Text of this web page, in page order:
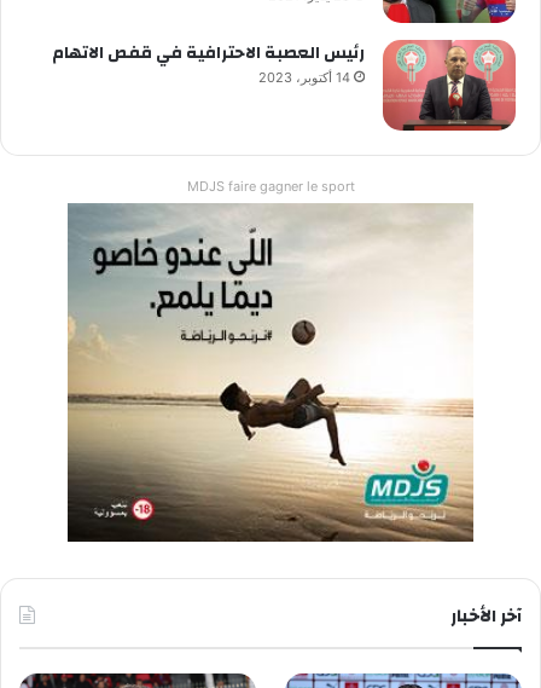
رئيس العصبة الاحترافية في قفص الاتهام
14 أكتوبر، 2023
MDJS faire gagner le sport
آخر الأخبار